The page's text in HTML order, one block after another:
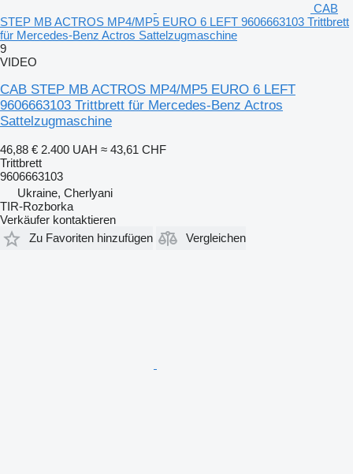
CAB
STEP MB ACTROS MP4/MP5 EURO 6 LEFT 9606663103 Trittbrett
für Mercedes-Benz Actros Sattelzugmaschine
9
VIDEO
CAB STEP MB ACTROS MP4/MP5 EURO 6 LEFT
9606663103 Trittbrett für Mercedes-Benz Actros
Sattelzugmaschine
46,88 € 2.400 UAH ≈ 43,61 CHF
Trittbrett
9606663103
Ukraine, Cherlyani
TIR-Rozborka
Verkäufer kontaktieren
Zu Favoriten hinzufügen
Vergleichen